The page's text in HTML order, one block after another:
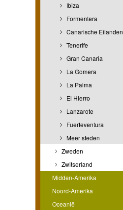
Ibiza
Formentera
Canarische Eilanden
Tenerife
Gran Canaria
La Gomera
La Palma
El Hierro
Lanzarote
Fuerteventura
Meer steden
Zweden
Zwitserland
Midden-Amerika
Noord-Amerika
Oceanië